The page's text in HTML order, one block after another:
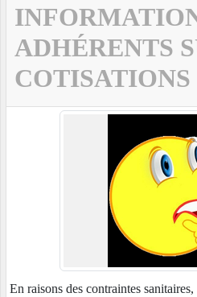
ADHÉRENTS
COTISATIONS
En raisons des contraintes